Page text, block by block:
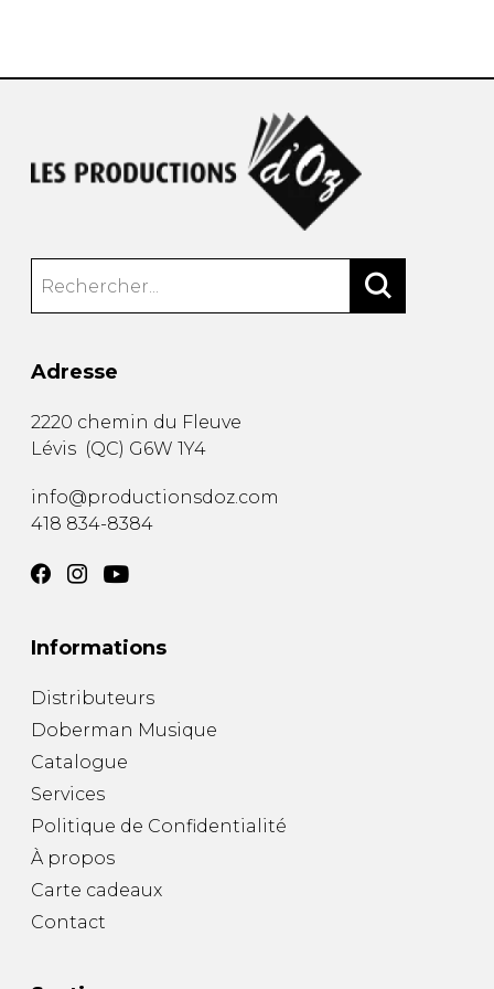
Adresse
2220 chemin du Fleuve
Lévis (QC) G6W 1Y4
info@productionsdoz.com
418 834-8384
Informations
Distributeurs
Doberman Musique
Catalogue
Services
Politique de Confidentialité
À propos
Carte cadeaux
Contact